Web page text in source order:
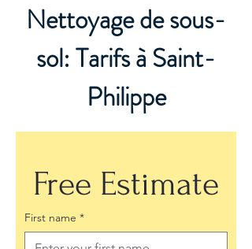
Nettoyage de sous-
sol: Tarifs à Saint-
Philippe
Free Estimate
First name *